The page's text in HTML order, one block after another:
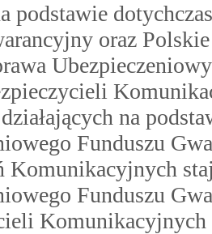
podstawie
oraz
na
Funduszu
Komunikacyjnych
Funduszu